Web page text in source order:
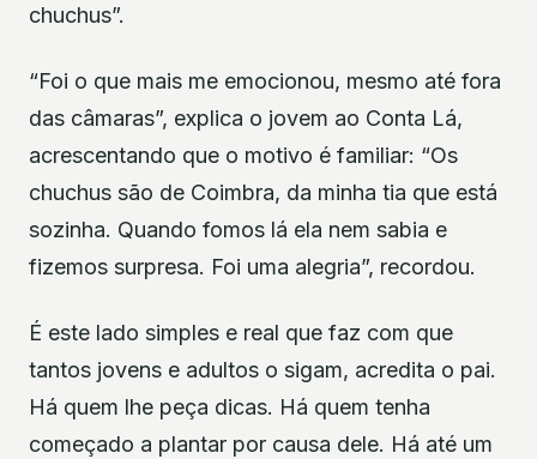
chuchus”.
“Foi o que mais me emocionou, mesmo até fora
das câmaras”, explica o jovem ao Conta Lá,
acrescentando que o motivo é familiar: “Os
chuchus são de Coimbra, da minha tia que está
sozinha. Quando fomos lá ela nem sabia e
fizemos surpresa. Foi uma alegria”, recordou.
É este lado simples e real que faz com que
tantos jovens e adultos o sigam, acredita o pai.
Há quem lhe peça dicas. Há quem tenha
começado a plantar por causa dele. Há até um